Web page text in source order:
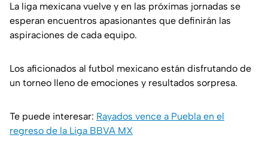
La liga mexicana vuelve y en las próximas jornadas se
esperan encuentros apasionantes que definirán las
aspiraciones de cada equipo.
Los aficionados al futbol mexicano están disfrutando de
un torneo lleno de emociones y resultados sorpresa.
Te puede interesar: Rayados vence a Puebla en el
regreso de la Liga BBVA MX